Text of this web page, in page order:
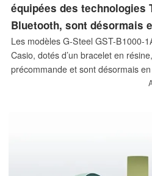
équipées des technologies
Bluetooth, sont désormais
Les modèles G-Steel GST-B1000-
Casio, dotés d’un bracelet en
précommande et sont désormais
60 500 yens (~382 $). Avec un